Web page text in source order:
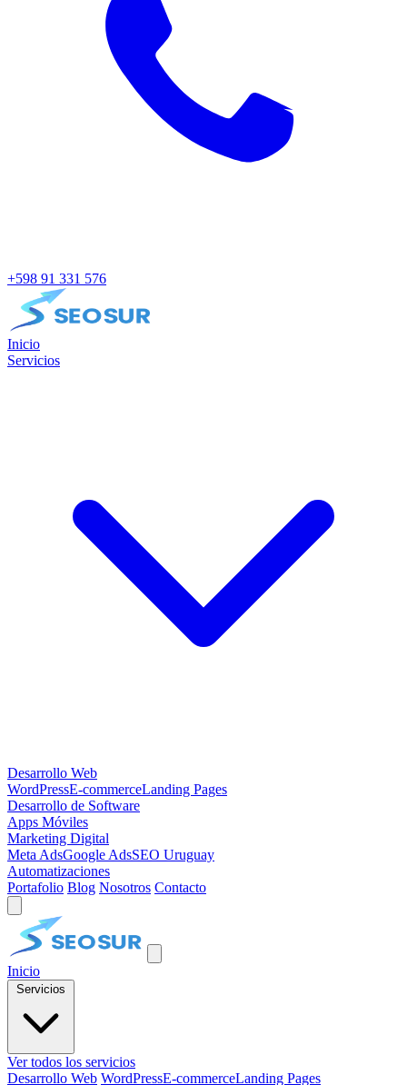
+598 91 331 576
Inicio
Servicios
Desarrollo Web
WordPressE-commerceLanding Pages
Desarrollo de Software
Apps Móviles
Marketing Digital
Meta AdsGoogle AdsSEO Uruguay
Automatizaciones
Portafolio Blog Nosotros Contacto
Inicio
Ver todos los servicios
Desarrollo Web WordPressE-commerceLanding Pages